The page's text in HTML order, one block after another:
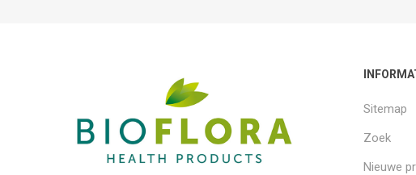
Sitemap
Zoek
Nieuwe